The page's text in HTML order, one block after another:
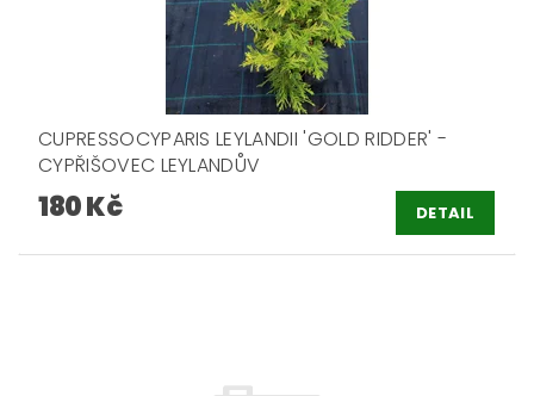
CUPRESSOCYPARIS LEYLANDII 'GOLD RIDDER' -
CYPŘIŠOVEC LEYLANDŮV
180 Kč DETAIL